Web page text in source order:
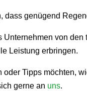
genügend
von
Leistung erbringen.
oder Tipps möchten,
gerne an uns.